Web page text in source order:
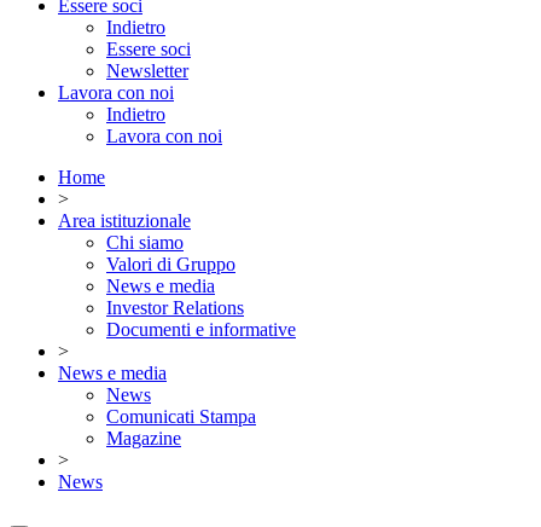
Essere soci
Indietro
Essere soci
Newsletter
Lavora con noi
Indietro
Lavora con noi
Home
>
Area istituzionale
Chi siamo
Valori di Gruppo
News e media
Investor Relations
Documenti e informative
>
News e media
News
Comunicati Stampa
Magazine
>
News